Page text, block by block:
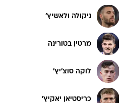
ניקולה ולאשיץ'
מרטין בטורינה
לוקה סוצ'יץ'
כריסטיאן יאקיץ'